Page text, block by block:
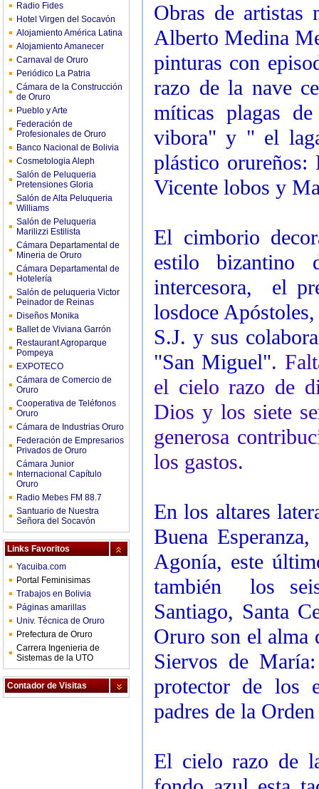
Radio Fides
Hotel Virgen del Socavón
Alojamiento América Latina
Alojamiento Amanecer
Carnaval de Oruro
Periódico La Patria
Cámara de la Construcción
de Oruro
Pueblo y Arte
Federación de
Profesionales de Oruro
Banco Nacional de Bolivia
Cosmetologia Aleph
Salón de Peluqueria
Pretensiones Gloria
Salón de Alta Peluqueria
Williams
Salón de Peluqueria
Marilizzi Estilista
Cámara Departamental de
Mineria de Oruro
Cámara Departamental de
Hotelería
Salón de peluqueria Victor
Peinador de Reinas
Diseños Monika
Ballet de Viviana Garrón
Restaurant Agroparque
Pompeya
EXPOTECO
Cámara de Comercio de
Oruro
Cooperativa de Teléfonos
Oruro
Cámara de Industrias Oruro
Federación de Empresarios
Privados de Oruro
Cámara Junior
Internacional Capítulo
Oruro
Radio Mebes FM 88.7
Santuario de Nuestra
Señora del Socavón
Links Favoritos
Yacuiba.com
Portal Feminisimas
Trabajos en Bolivia
Páginas amarillas
Univ. Técnica de Oruro
Prefectura de Oruro
Carrera Ingenieria de
Sistemas de la UTO
Contador de Visitas
Obras de artistas
Alberto Medina
pinturas con
razo de la nave
míticas plagas
vibora" y " el
plástico orureños:
Vicente lobos y
El cimborio
estilo
intercesora, el
losdoce
S.J. y sus
"San Miguel".
el cielo razo de
Dios y los siete
generosa
los gastos.
En los altares
Buena
Agonía, este
también los
Santiago, Santa
Oruro son el alma
Siervos de
protector de los
padres de la
El cielo razo de